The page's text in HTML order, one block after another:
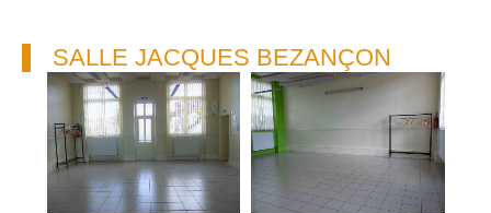
SALLE JACQUES BEZANÇON